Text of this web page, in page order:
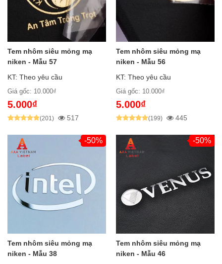
Tem nhôm siêu mỏng mạ
niken - Mẫu 57
KT: Theo yêu cầu
Giá gốc: 10.000₫
5.000₫
(201) 517
Tem nhôm siêu mỏng mạ
niken - Mẫu 56
KT: Theo yêu cầu
Giá gốc: 10.000₫
5.000₫
(199) 445
-50%
Tem nhôm siêu mỏng mạ
niken - Mẫu 38
-50%
Tem nhôm siêu mỏng mạ
niken - Mẫu 46